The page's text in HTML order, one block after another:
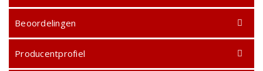
Beoordelingen
Producentprofiel